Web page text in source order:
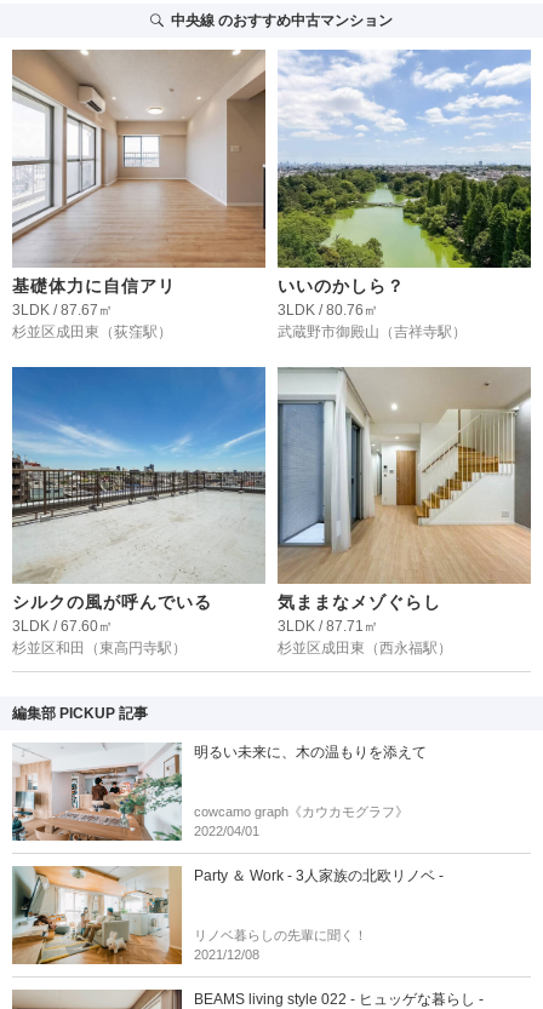
中央線のおすすめ中古マンション
基礎体力に自信アリ
3LDK / 87.67㎡
杉並区成田東 （荻窪駅）
いいのかしら？
3LDK / 80.76㎡
武蔵野市御殿山 （吉祥寺駅）
シルクの風が呼んでいる
3LDK / 67.60㎡
杉並区和田
（東高円寺駅）
気ままなメゾぐらし
3LDK / 87.71㎡
杉並区成田東 （西永福駅）
編集部 PICKUP 記事
明るい未来に、木の温もりを添えて
cowcamo graph《カウカモグラフ》
2022/04/01
Party ＆ Work - 3人家族の北欧リノベ -
リノベ暮らしの先輩に聞く！
2021/12/08
BEAMS living style 022 - ヒュッゲな暮らし -